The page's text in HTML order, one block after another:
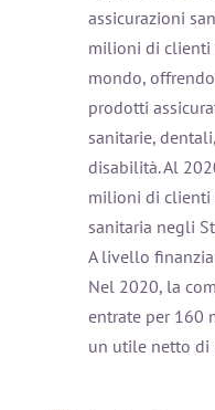
assicurazioni
milioni di
mondo,
prodotti
sanitarie,
disabilità. Al
milioni di clienti
sanitaria negli
A livello
Nel 2020, la
entrate per 160
un utile netto